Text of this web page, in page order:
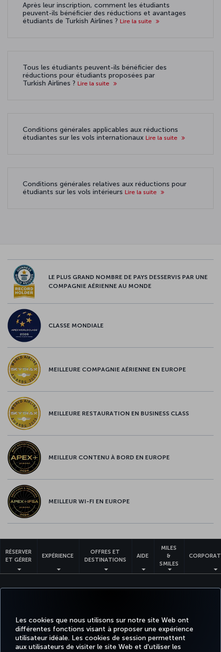
Les cookies que nous utilisons sur notre site Web ont
différentes fonctions visant à proposer une expérience
utilisateur idéale. Les cookies de session permettent
aux utilisateurs de visiter le site Web et d'utiliser les
Après leur inscription, comment les étudiants
peuvent-ils bénéficier des réductions et avantages
étudiants de Turkish Airlines ? Lire la suite
Tous les étudiants peuvent-ils bénéficier des
réductions pour étudiants proposées par
Turkish Airlines ? Lire la suite
Conditions générales applicables aux réductions
étudiantes sur les vols internationaux Lire la suite
Conditions générales relatives aux réductions pour
étudiants sur les vols intérieurs Lire la suite
LE PLUS GRAND NOMBRE DE PAYS DESSERVIS PAR UNE
COMPAGNIE AÉRIENNE AU MONDE
CLASSE MONDIALE
MEILLEURE COMPAGNIE AÉRIENNE EN EUROPE
MEILLEURE RESTAURATION EN BUSINESS CLASS
MEILLEUR CONTENU À BORD EN EUROPE
MEILLEUR WI-FI EN EUROPE
RÉSERVER
ET GÉRER
EXPÉRIENCE
OFFRES ET
DESTINATIONS
AIDE
MILES
&
SMILES
Droits des personnes concernées dans l’UE Tarifs (CANADA)
Règlement sur la protection des passagers aériens